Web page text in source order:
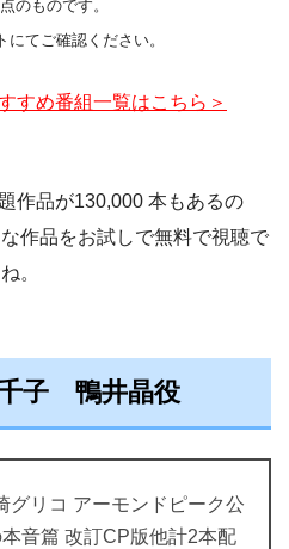
のものです。
てご確認ください。
すめ番組一覧はこちら＞
作品が130,000 本もあるの
作品をお試しで無料で視聴で
。
子 鴨井晶役
グリコ アーモンドピーク公
音篇 改訂CP版他計2本配